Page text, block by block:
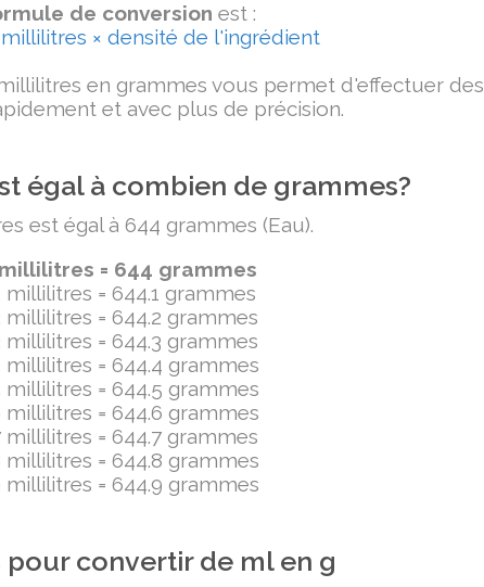
de conversion est :
× densité de l'ingrédient
en grammes vous permet d'effectuer des
et avec plus de précision.
égal à combien de grammes?
est égal à 644 grammes (Eau).
= 644 grammes
millilitres = 644.1 grammes
millilitres = 644.2 grammes
millilitres = 644.3 grammes
millilitres = 644.4 grammes
millilitres = 644.5 grammes
millilitres = 644.6 grammes
millilitres = 644.7 grammes
millilitres = 644.8 grammes
millilitres = 644.9 grammes
pour convertir de ml en g